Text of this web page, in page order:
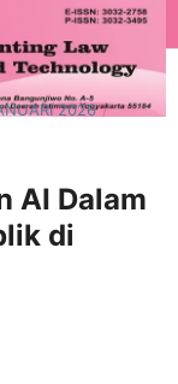
2026 /
AI Dalam
di